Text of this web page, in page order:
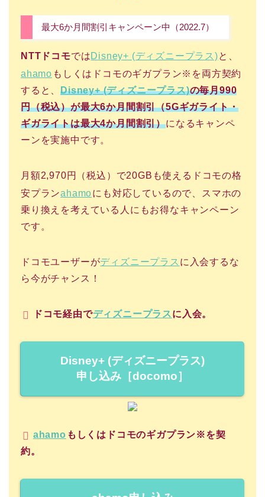
最大6か月間割引キャンペーン中（2022.7）
NTTドコモではDisney+ (ディズニープラス)と、
ahamo もしくはドコモのギガプラン※を両方契約
すると、Disney+ (ディズニープラス)の毎月990
円（税込）が最大6か月間割引（5Gギガライト・
ギガライトは最大4か月間割引）になるキャンペ
ーンを実施中です。
月額2,970円（税込）で20GBも使えるドコモの格
安プランahamoにも対応しているので、スマホの
乗り換えを考えている人にもお得なキャンペーン
です。
ドコモユーザーがディズニープラス に入会するな
ら今がチャンス！
ドコモ経由でディズニープラスに入会。
Disney+ (ディズニープラス)
申し込み［docomo］
ahamo もしくはドコモのギガプラン※を契
約。